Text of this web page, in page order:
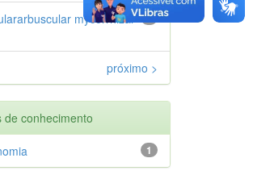
1
mycorrhizal
próximo >
de conhecimento
1